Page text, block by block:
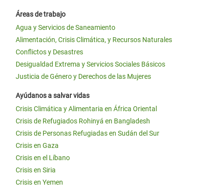
Áreas de trabajo
Agua y Servicios de Saneamiento
Alimentación, Crisis Climática, y Recursos Naturales
Conflictos y Desastres
Desigualdad Extrema y Servicios Sociales Básicos
Justicia de Género y Derechos de las Mujeres
Ayúdanos a salvar vidas
Crisis Climática y Alimentaria en África Oriental
Crisis de Refugiados Rohinyá en Bangladesh
Crisis de Personas Refugiadas en Sudán del Sur
Crisis en Gaza
Crisis en el Líbano
Crisis en Siria
Crisis en Yemen